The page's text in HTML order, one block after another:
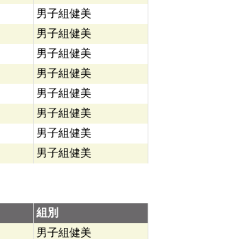
男子組健美
男子組健美
男子組健美
男子組健美
男子組健美
男子組健美
男子組健美
男子組健美
組別
男子組健美